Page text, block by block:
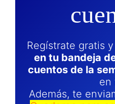
Regístrate gratis y
en tu bandeja
cuentos de la
en
Además, te